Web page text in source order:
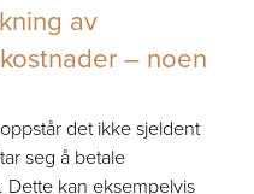
av
– noen
det ikke sjeldent
seg å betale
Dette kan eksempelvis